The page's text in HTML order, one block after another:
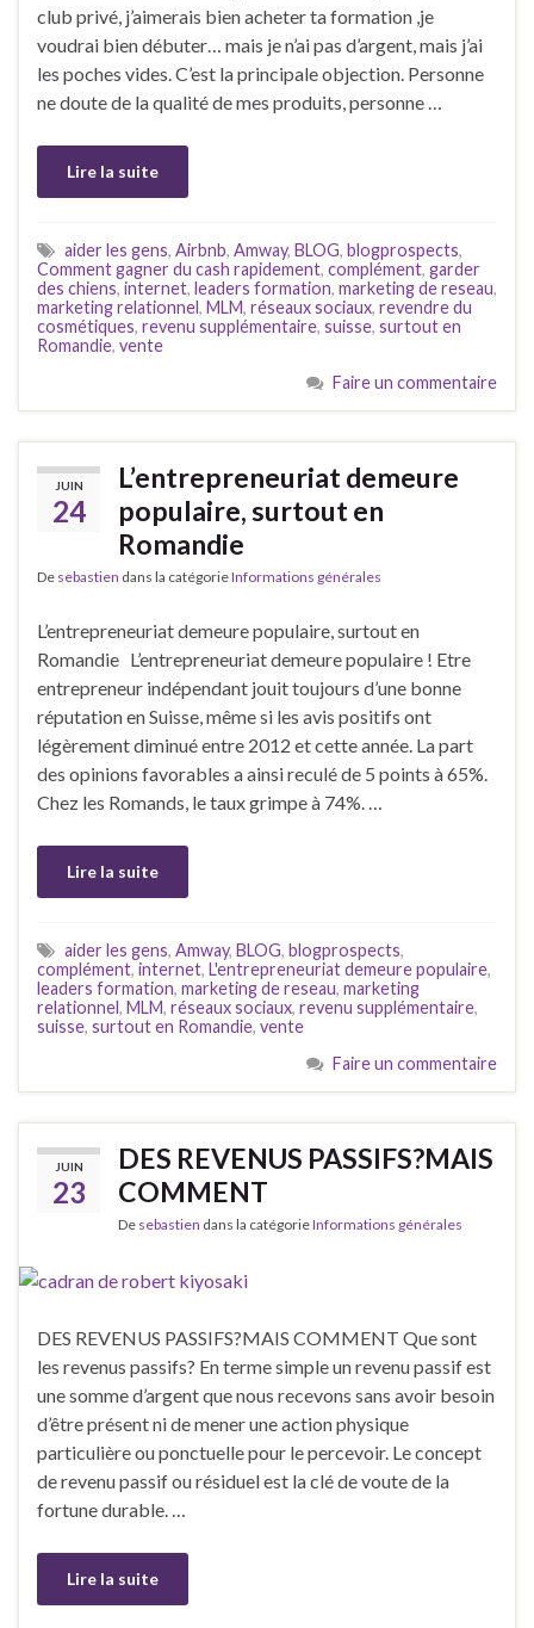
club privé, j’aimerais bien acheter ta formation ,je
voudrai bien débuter… mais je n’ai pas d’argent, mais j’ai
les poches vides. C’est la principale objection. Personne
ne doute de la qualité de mes produits, personne …
Lire la suite
aider les gens, Airbnb, Amway, BLOG, blogprospects,
Comment gagner du cash rapidement, complément, garder
des chiens, internet, leaders formation, marketing de reseau,
marketing relationnel, MLM, réseaux sociaux, revendre du
cosmétiques, revenu supplémentaire, suisse, surtout en
Romandie, vente
Faire un commentaire
JUIN
24
L’entrepreneuriat demeure
populaire, surtout en
Romandie
De sebastien dans la catégorieInformations générales
L’entrepreneuriat demeure populaire, surtout en
Romandie L’entrepreneuriat demeure populaire ! Etre
entrepreneur indépendant jouit toujours d’une bonne
réputation en Suisse, même si les avis positifs ont
légèrement diminué entre 2012 et cette année. La part
des opinions favorables a ainsi reculé de 5 points à 65%.
Chez les Romands, le taux grimpe à 74%. …
Lire la suite
aider les gens, Amway, BLOG, blogprospects,
complément, internet, L'entrepreneuriat demeure populaire,
leaders formation, marketing de reseau, marketing
relationnel, MLM, réseaux sociaux, revenu supplémentaire,
suisse, surtout en Romandie, vente
Faire un commentaire
JUIN
23
DES REVENUS PASSIFS?MAIS
COMMENT
De sebastien dans la catégorieInformations générales
DES REVENUS PASSIFS?MAIS COMMENT Que sont
les revenus passifs? En terme simple un revenu passif est
une somme d’argent que nous recevons sans avoir besoin
d’être présent ni de mener une action physique
particulière ou ponctuelle pour le percevoir. Le concept
de revenu passif ou résiduel est la clé de voute de la
fortune durable. …
Lire la suite